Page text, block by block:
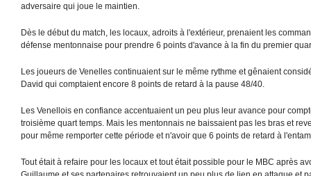
adversaire qui joue le maintien.
Dès le début du match, les locaux, adroits à l'extérieur, prenaient les
défense mentonnaise pour prendre 6 points d'avance à la fin du premier
Les joueurs de Venelles continuaient sur le même rythme et gênaient
David qui comptaient encore 8 points de retard à la pause 48/40.
Les Venellois en confiance accentuaient un peu plus leur avance pour
troisième quart temps. Mais les mentonnais ne baissaient pas les bras et
pour même remporter cette période et n'avoir que 6 points de retard à
Tout était à refaire pour les locaux et tout était possible pour le MBC après